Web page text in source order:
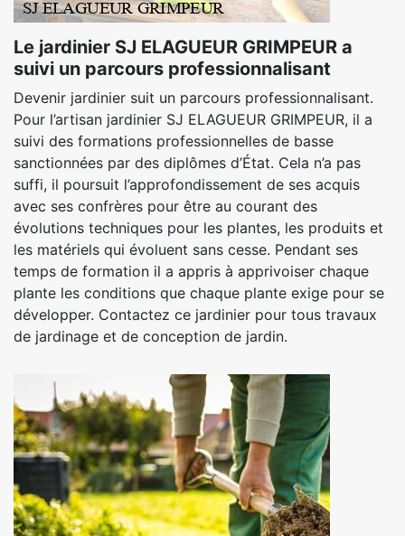
Le jardinier SJ ELAGUEUR GRIMPEUR a
suivi un parcours professionnalisant
Devenir jardinier suit un parcours professionnalisant.
Pour l’artisan jardinier SJ ELAGUEUR GRIMPEUR, il a
suivi des formations professionnelles de basse
sanctionnées par des diplômes d’État. Cela n’a pas
suffi, il poursuit l’approfondissement de ses acquis
avec ses confrères pour être au courant des
évolutions techniques pour les plantes, les produits et
les matériels qui évoluent sans cesse. Pendant ses
temps de formation il a appris à apprivoiser chaque
plante les conditions que chaque plante exige pour se
développer. Contactez ce jardinier pour tous travaux
de jardinage et de conception de jardin.